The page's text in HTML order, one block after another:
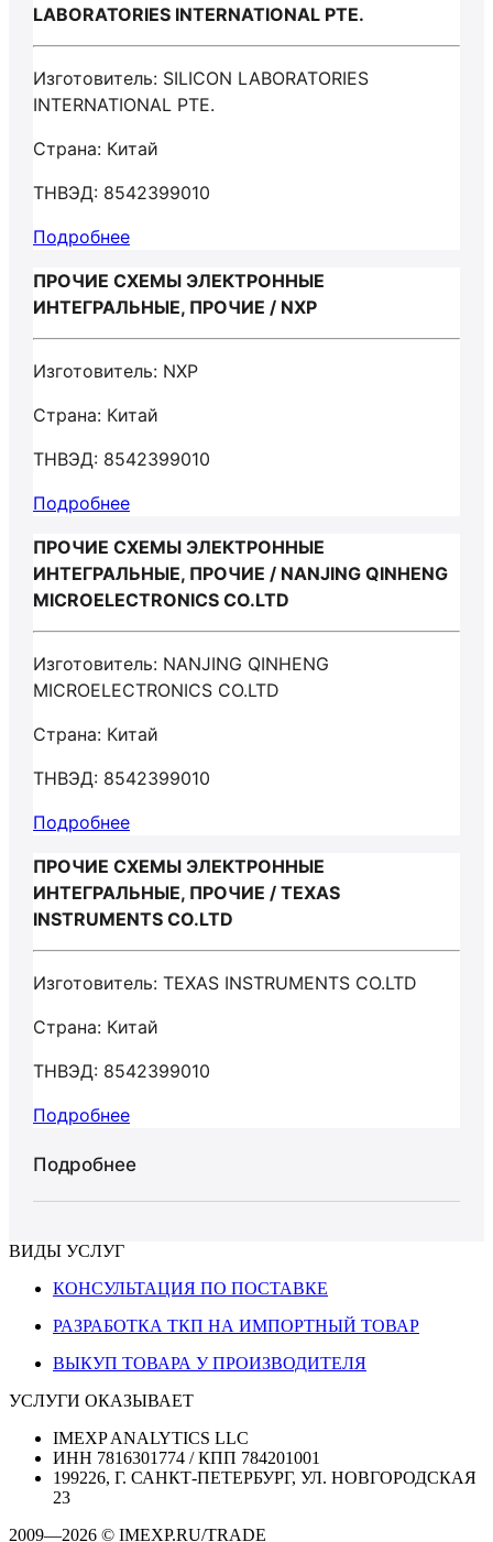
LABORATORIES INTERNATIONAL PTE.
Изготовитель: SILICON LABORATORIES
INTERNATIONAL PTE.
Страна: Китай
ТНВЭД: 8542399010
Подробнее
ПРОЧИЕ СХЕМЫ ЭЛЕКТРОННЫЕ
ИНТЕГРАЛЬНЫЕ, ПРОЧИЕ / NXP
Изготовитель: NXP
Страна: Китай
ТНВЭД: 8542399010
Подробнее
ПРОЧИЕ СХЕМЫ ЭЛЕКТРОННЫЕ
ИНТЕГРАЛЬНЫЕ, ПРОЧИЕ / NANJING QINHENG
MICROELECTRONICS CO.LTD
Изготовитель: NANJING QINHENG
MICROELECTRONICS CO.LTD
Страна: Китай
ТНВЭД: 8542399010
Подробнее
ПРОЧИЕ СХЕМЫ ЭЛЕКТРОННЫЕ
ИНТЕГРАЛЬНЫЕ, ПРОЧИЕ / TEXAS
INSTRUMENTS CO.LTD
Изготовитель: TEXAS INSTRUMENTS CO.LTD
Страна: Китай
ТНВЭД: 8542399010
Подробнее
Подробнее
ВИДЫ УСЛУГ
КОНСУЛЬТАЦИЯ ПО ПОСТАВКЕ
РАЗРАБОТКА ТКП НА ИМПОРТНЫЙ ТОВАР
ВЫКУП ТОВАРА У ПРОИЗВОДИТЕЛЯ
УСЛУГИ ОКАЗЫВАЕТ
IMEXP ANALYTICS LLC
ИНН 7816301774 / КПП 784201001
199226, Г. САНКТ-ПЕТЕРБУРГ, УЛ. НОВГОРОДСКАЯ
23
2009—2026 © IMEXP.RU/TRADE